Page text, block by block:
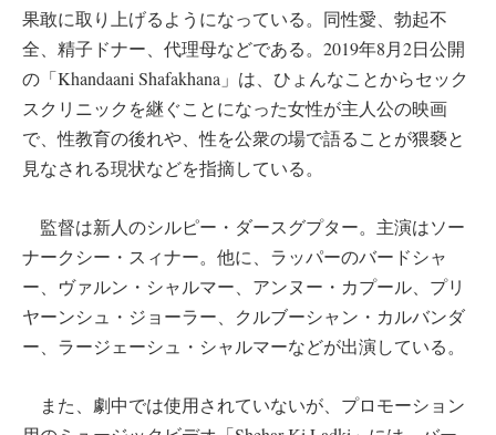
果敢に取り上げるようになっている。同性愛、勃起不
全、精子ドナー、代理母などである。2019年8月2日公開
の「Khandaani Shafakhana」は、ひょんなことからセック
スクリニックを継ぐことになった女性が主人公の映画
で、性教育の後れや、性を公衆の場で語ることが猥褻と
見なされる現状などを指摘している。
監督は新人のシルピー・ダースグプター。主演はソー
ナークシー・スィナー。他に、ラッパーのバードシャ
ー、ヴァルン・シャルマー、アンヌー・カプール、プリ
ヤーンシュ・ジョーラー、クルブーシャン・カルバンダ
ー、ラージェーシュ・シャルマーなどが出演している。
また、劇中では使用されていないが、プロモーション